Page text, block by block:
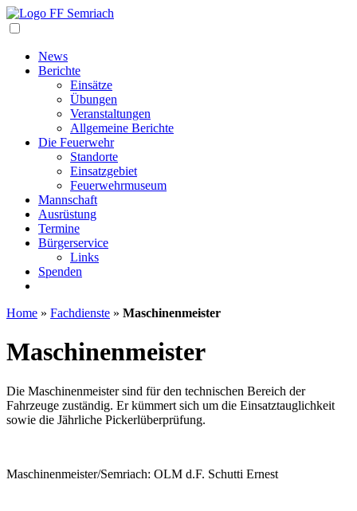
News
Berichte
Einsätze
Übungen
Veranstaltungen
Allgemeine Berichte
Die Feuerwehr
Standorte
Einsatzgebiet
Feuerwehrmuseum
Mannschaft
Ausrüstung
Termine
Bürgerservice
Links
Spenden
Home » Fachdienste » Maschinenmeister
Maschinenmeister
Die Maschinenmeister sind für den technischen Bereich der
Fahrzeuge zuständig. Er kümmert sich um die Einsatztauglichkeit
sowie die Jährliche Pickerlüberprüfung.
Maschinenmeister/Semriach: OLM d.F. Schutti Ernest